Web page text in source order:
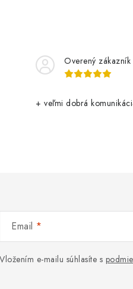
Overený zákazník
+ veľmi dobrá
Email
Vložením e-mailu súhlasíte s